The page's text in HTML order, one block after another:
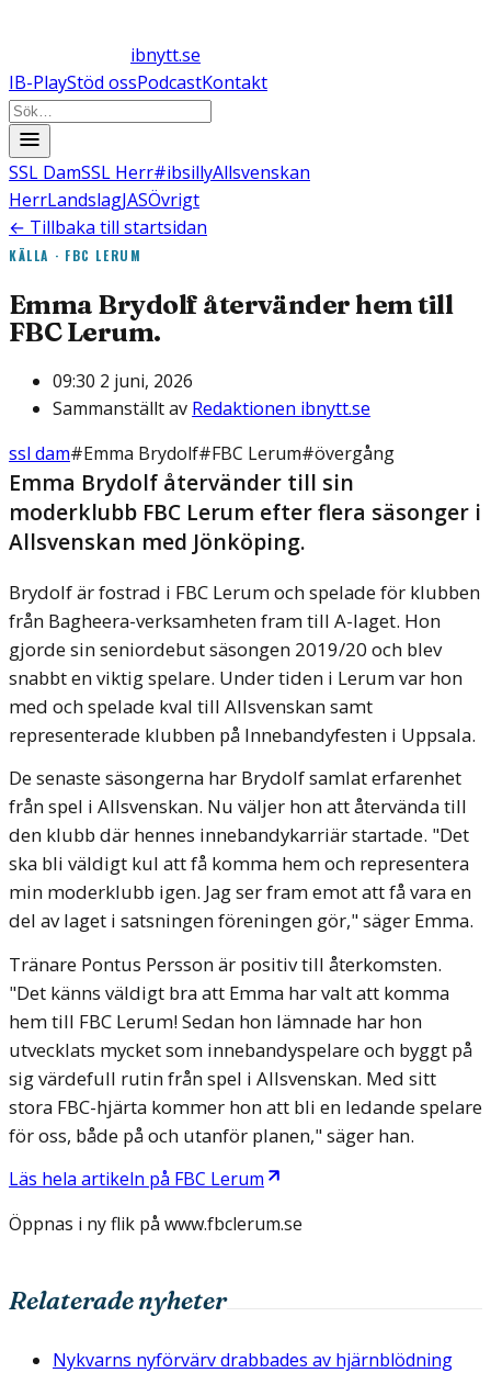
ibnytt.se
IB-PlayStöd ossPodcastKontakt
SSL DamSSL Herr#ibsillyAllsvenskan
HerrLandslagJASÖvrigt
← Tillbaka till startsidan
KÄLLA · FBC LERUM
Emma Brydolf återvänder hem till
FBC Lerum.
09:30 2 juni, 2026
Sammanställt av Redaktionen ibnytt.se
ssl dam#Emma Brydolf#FBC Lerum#övergång
Emma Brydolf återvänder till sin
moderklubb FBC Lerum efter flera säsonger i
Allsvenskan med Jönköping.
Brydolf är fostrad i FBC Lerum och spelade för klubben
från Bagheera-verksamheten fram till A-laget. Hon
gjorde sin seniordebut säsongen 2019/20 och blev
snabbt en viktig spelare. Under tiden i Lerum var hon
med och spelade kval till Allsvenskan samt
representerade klubben på Innebandyfesten i Uppsala.
De senaste säsongerna har Brydolf samlat erfarenhet
från spel i Allsvenskan. Nu väljer hon att återvända till
den klubb där hennes innebandykarriär startade. "Det
ska bli väldigt kul att få komma hem och representera
min moderklubb igen. Jag ser fram emot att få vara en
del av laget i satsningen föreningen gör," säger Emma.
Tränare Pontus Persson är positiv till återkomsten.
"Det känns väldigt bra att Emma har valt att komma
hem till FBC Lerum! Sedan hon lämnade har hon
utvecklats mycket som innebandyspelare och byggt på
sig värdefull rutin från spel i Allsvenskan. Med sitt
stora FBC-hjärta kommer hon att bli en ledande spelare
för oss, både på och utanför planen," säger han.
Läs hela artikeln på FBC Lerum
Öppnas i ny flik på www.fbclerum.se
Relaterade nyheter
Nykvarns nyförvärv drabbades av hjärnblödning